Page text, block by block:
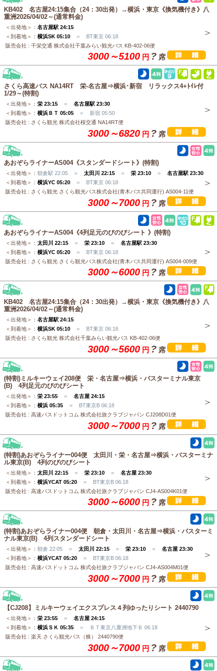
KB402 名古屋24:15集合（24：30出発）→横浜・東京《換気機付き》八
重洲2026/04/02～(通常料金)
＜出発地＞： 名古屋駅 24:15
＜到着地＞： 横浜SK 05:10 ＝ BT東京 06:18
販売会社 : 千栄交通 株式会社千葉みらい観光バス KB-402-06便
3000～5100 円 ? 席
さくら高速バス NA14RT 栄-名古屋⇒横浜･新宿 リラックス4+ﾄｲﾚ付
1/29～(特割)
＜出発地＞： 栄 23:15 ＝ 名古屋駅 23:30
＜到着地＞： 横浜ＢＴ 05:05 ＝ 新宿 05:50
販売会社 : さくら観光 株式会社桜交通 NA14RT便
3000～6820 円 ? 席
あおぞらライナーAS004《スタンダードシート》(特割)
＜出発地＞： 朝倉駅 22:05 ＝ 太田川 22:15 ＝ 栄 23:10 ＝ 名古屋駅 23:30
＜到着地＞： 横浜YC 05:20 ＝ BT東京 06:18
販売会社 : さくら観光 さくら観光バス株式会社(青木バス共同運行) AS004-11便
3000～7000 円 ? 席
あおぞらライナーAS004《4列足元のびのびシート 》(特割)
＜出発地＞： 太田川 22:15 ＝ 栄 23:10 ＝ 名古屋駅 23:30
＜到着地＞： 横浜YC 05:20 ＝ BT東京 06:18
販売会社 : さくら観光 さくら観光バス株式会社(青木バス共同運行) AS004-009便
3000～6000 円 ? 席
KB402 名古屋24:15集合（24：30出発）→横浜・東京《換気機付き》八
重洲2026/04/02～(通常料金)
＜出発地＞： 名古屋駅 24:15
＜到着地＞： 横浜SK 05:10 ＝ BT東京 06:18
販売会社 : さくら観光 株式会社千葉みらい観光バス KB-402-06便
3000～5600 円 ? 席
(特割)ミルキーウェイ208便 栄・名古屋⇒横浜・バスターミナル東京
(B) 4列足元のびのびシート
＜出発地＞： 栄 23:55 ＝ 名古屋 24:15
＜到着地＞： 横浜 05:35 ＝ BT東京B 06:18
販売会社 : 高速バスドットコム 株式会社旅クラブジャパン CJ208D01便
3000～7000 円 ? 席
(特割)あおぞらライナー004便 太田川・栄・名古屋⇒横浜・バスターミナ
ル東京(B) 4列のびのびシート
＜出発地＞： 太田川 22:15 ＝ 栄 23:10 ＝ 名古屋 23:30
＜到着地＞： 横浜YCAT 05:20 ＝ BT東京B 06:18
販売会社 : 高速バスドットコム 株式会社旅クラブジャパン CJ4-AS004K01便
3000～6000 円 ? 席
(特割)あおぞらライナー004便 朝倉・太田川・名古屋⇒横浜・バスターミ
ナル東京(B) 4列スタンダードシート
＜出発地＞： 朝倉 22:05 ＝ 太田川 22:15 ＝ 栄 23:10 ＝ 名古屋 23:30
＜到着地＞： 横浜YCAT 05:20 ＝ BT東京B 06:18
販売会社 : 高速バスドットコム 株式会社旅クラブジャパン CJ4-AS004M01便
3000～7000 円 ? 席
【CJ208】ミルキーウェイエクスプレス４列ゆったりシート 2440790
＜出発地＞： 栄 23:55 ＝ 名古屋 24:15
＜到着地＞： 横浜ＳＫ 05:35 ＝ ＢＴ東京八重洲地下Ｂ 06:18
販売会社 : 楽天 さくら観光バス（株） 2440790便
3000～7000 円 ? 席